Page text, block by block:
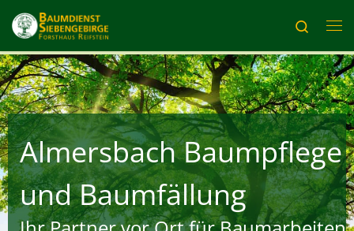
Zum Inhalt springen
Search
Almersbach Baumpflege
und Baumfällung